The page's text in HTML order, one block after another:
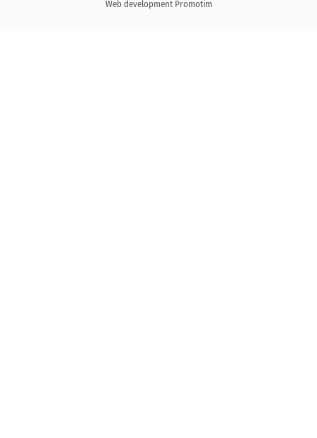
Web development Promotim